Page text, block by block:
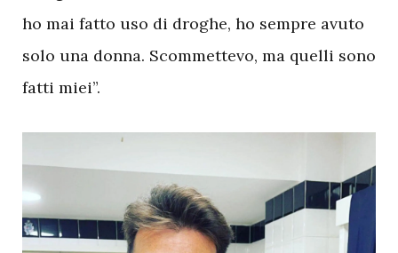
ho mai fatto uso di droghe, ho sempre avuto
solo una donna. Scommettevo, ma quelli sono
fatti miei”.